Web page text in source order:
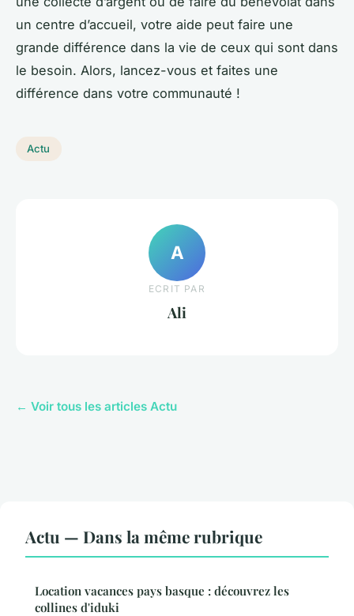
un centre d’accueil, votre aide peut faire une
grande différence dans la vie de ceux qui sont dans
le besoin. Alors, lancez-vous et faites une
différence dans votre communauté !
Actu
A
ECRIT PAR
Ali
← Voir tous les articles Actu
Actu — Dans la même rubrique
Location vacances pays basque : découvrez les
collines d'iduki